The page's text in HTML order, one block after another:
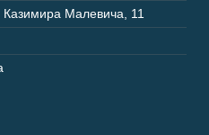
Казимира Малевича, 11